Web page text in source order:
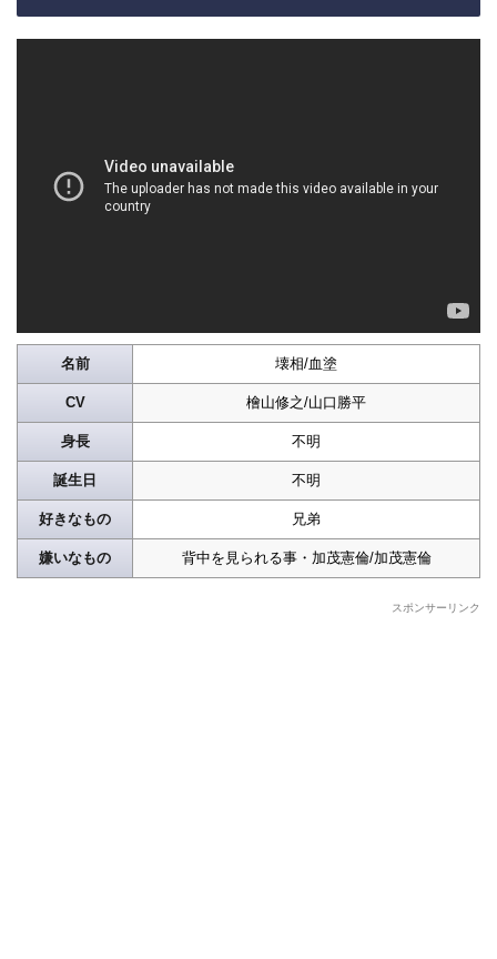
名前 壊相/血塗
CV 檜山修之/山口勝平
身長 不明
誕生日 不明
好きなもの 兄弟
嫌いなもの 背中を見られる事・加茂憲倫/加茂憲倫
スポンサーリンク